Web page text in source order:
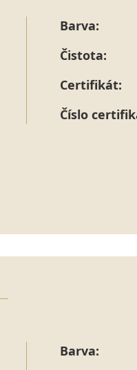
Barva:
Čistota:
Certifikát:
Číslo
Barva: